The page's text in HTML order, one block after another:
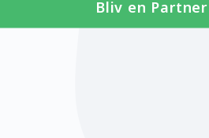
Bliv en Partner